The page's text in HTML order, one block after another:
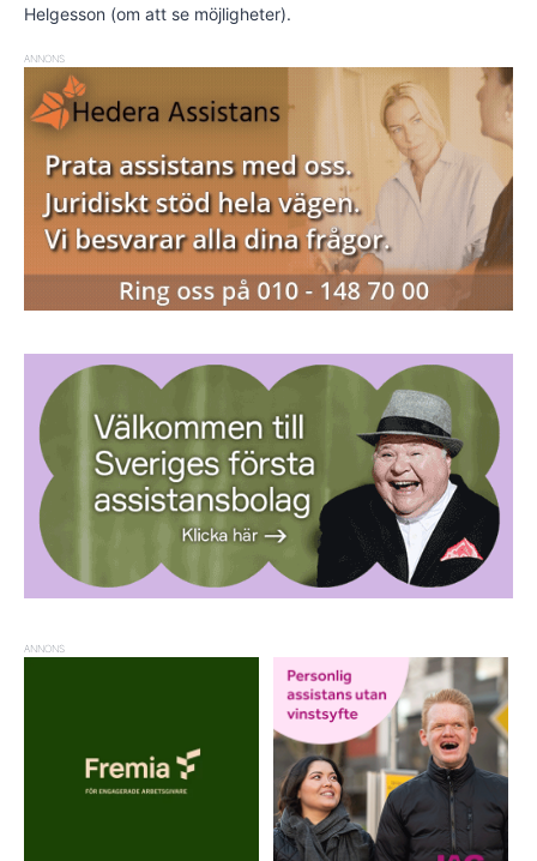
Helgesson (om att se möjligheter).
ANNONS
ANNONS